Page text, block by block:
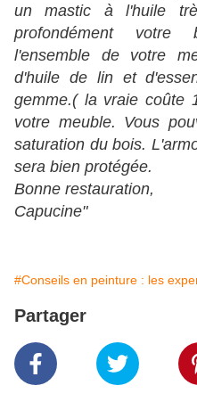
un mastic à l'huile
profondément votre
l'ensemble de votre
d'huile de lin et
gemme.( la vraie coûte
votre meuble. Vous
saturation du bois.
sera bien protégée.
Bonne restauration,
Capucine"
#Conseils en peinture : les
Partager